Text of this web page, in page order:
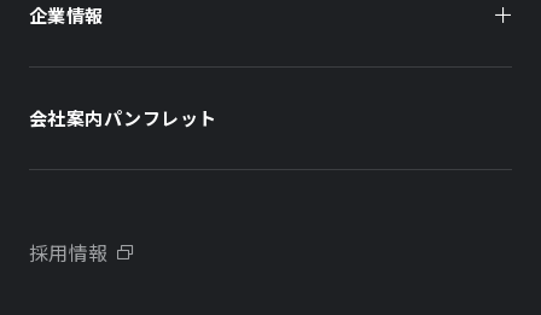
住まい（社宅・賃貸住宅）
学校・教育施設
不動産開発をご検討の方へ
住まい（賃貸住宅）
企業情報
会社案内パンフレット
採用情報